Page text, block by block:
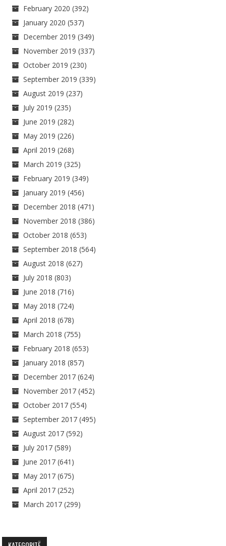
February 2020 (392)
January 2020 (537)
December 2019 (349)
November 2019 (337)
October 2019 (230)
September 2019 (339)
August 2019 (237)
July 2019 (235)
June 2019 (282)
May 2019 (226)
April 2019 (268)
March 2019 (325)
February 2019 (349)
January 2019 (456)
December 2018 (471)
November 2018 (386)
October 2018 (653)
September 2018 (564)
August 2018 (627)
July 2018 (803)
June 2018 (716)
May 2018 (724)
April 2018 (678)
March 2018 (755)
February 2018 (653)
January 2018 (857)
December 2017 (624)
November 2017 (452)
October 2017 (554)
September 2017 (495)
August 2017 (592)
July 2017 (589)
June 2017 (641)
May 2017 (675)
April 2017 (252)
March 2017 (299)